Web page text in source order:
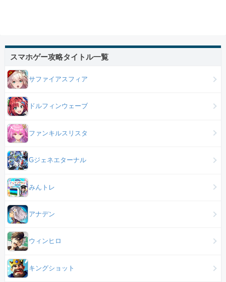
スマホゲー攻略タイトル一覧
サファイアスフィア
ドルフィンウェーブ
ファンキルスリスタ
Gジェネエターナル
みんトレ
アナデン
ウィンヒロ
キングショット